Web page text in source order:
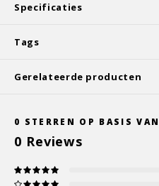
Specificaties
Tags
Gerelateerde producten
0 STERREN OP BASIS VAN
0 Reviews